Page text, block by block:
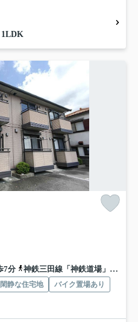
1LDK
7分
神鉄三田線「神鉄道場」駅 徒歩18分
閑静な住宅地
バイク置場あり